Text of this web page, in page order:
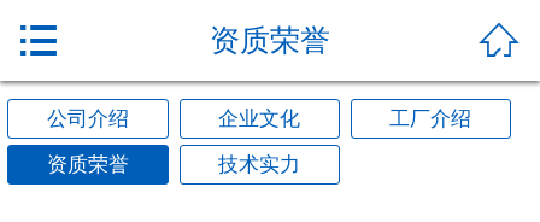

资质荣誉

公司介绍 企业文化
工厂介绍
资质荣誉
技术实力